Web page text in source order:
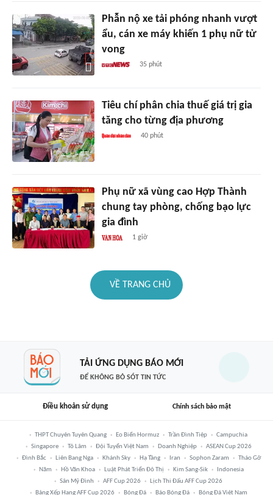
Phẫn nộ xe tải phóng nhanh vượt
ẩu, cán xe máy khiến 1 phụ nữ tử
vong
35 phút
Tiêu chí phân chia thuế giá trị gia
tăng cho từng địa phương
40 phút
Phụ nữ xã vùng cao Hợp Thành
chung tay phòng, chống bạo lực
gia đình
1 giờ
VỀ TRANG CHỦ
TẢI ỨNG DỤNG BÁO MỚI
ĐỂ KHÔNG BỎ SÓT TIN TỨC
Điều khoản sử dụng Chính sách bảo mật
THPT Chuyên Tuyên Quang Eo Biển Hormuz Trần Đình Tiệp
Campuchia
Singapore
Tô Lâm Đội Tuyển Việt Nam Doanh Nghiệp
ASEAN Cup 2026
Đình Bắc
Liên Bang Nga Khánh Sky Hạ Tầng Iran Sophon Zaram
Tháo Gỡ
Năm
Hồ Văn Khoa Luật Phát Triển Đô Thị Kim Sang-Sik
Indonesia
Sân Mỹ Đình
AFF Cup 2026
Lịch Thi Đấu AFF Cup 2026
Bảng Xếp Hạng AFF Cup 2026
Bóng Đá Báo Bóng Đá Bóng Đá Việt Nam